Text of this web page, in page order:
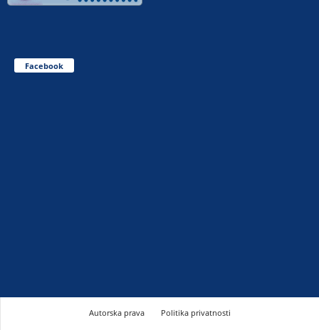
Facebook
Autorska prava
Politika privatnosti